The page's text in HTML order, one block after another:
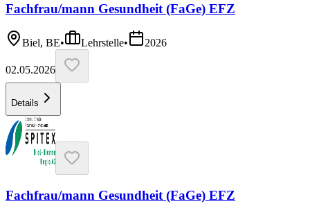
Fachfrau/mann Gesundheit (FaGe) EFZ
Biel, BE• Lehrstelle• 2026
02.05.2026
Details
Fachfrau/mann Gesundheit (FaGe) EFZ